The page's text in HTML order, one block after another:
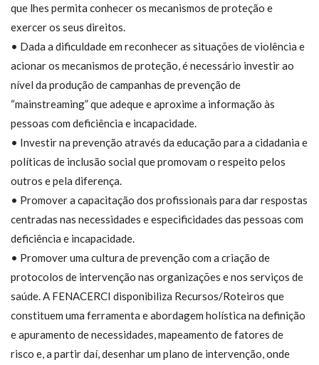
que lhes permita conhecer os mecanismos de proteção e
exercer os seus direitos.
• Dada a dificuldade em reconhecer as situações de violência e
acionar os mecanismos de proteção, é necessário investir ao
nível da produção de campanhas de prevenção de
“mainstreaming” que adeque e aproxime a informação às
pessoas com deficiência e incapacidade.
• Investir na prevenção através da educação para a cidadania e
políticas de inclusão social que promovam o respeito pelos
outros e pela diferença.
• Promover a capacitação dos profissionais para dar respostas
centradas nas necessidades e especificidades das pessoas com
deficiência e incapacidade.
• Promover uma cultura de prevenção com a criação de
protocolos de intervenção nas organizações e nos serviços de
saúde. A FENACERCI disponibiliza Recursos/Roteiros que
constituem uma ferramenta e abordagem holística na definição
e apuramento de necessidades, mapeamento de fatores de
risco e, a partir daí, desenhar um plano de intervenção, onde